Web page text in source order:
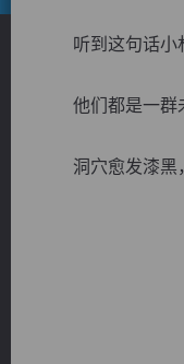
听到这句话小林
他们都是一群未
洞穴愈发漆黑